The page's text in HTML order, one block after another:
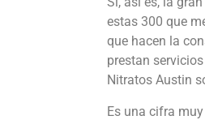
estas 300 que
que hacen la
prestan
Nitratos Austin
Es una cifra